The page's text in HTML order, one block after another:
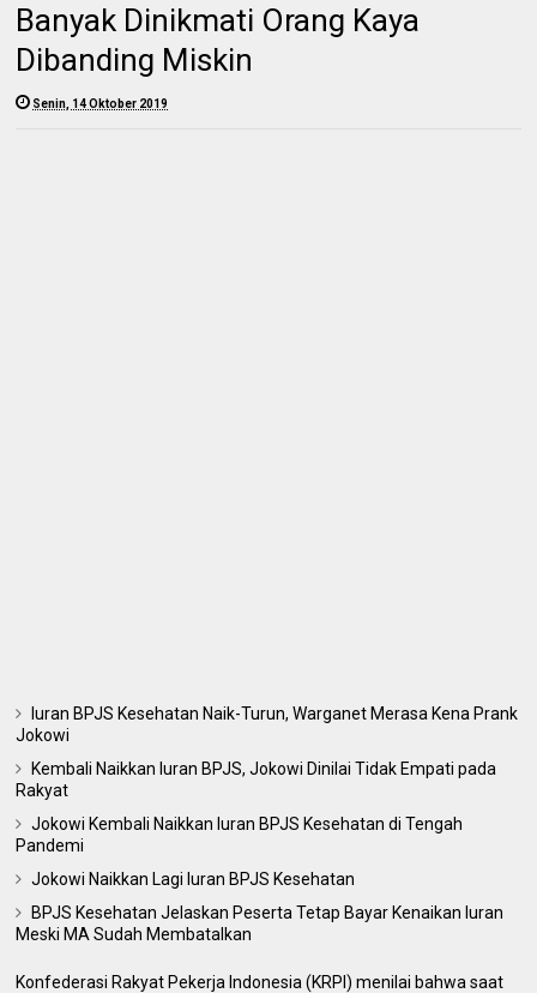
Banyak Dinikmati Orang Kaya
Dibanding Miskin
Senin, 14 Oktober 2019
Iuran BPJS Kesehatan Naik-Turun, Warganet Merasa Kena Prank
Jokowi
Kembali Naikkan Iuran BPJS, Jokowi Dinilai Tidak Empati pada
Rakyat
Jokowi Kembali Naikkan Iuran BPJS Kesehatan di Tengah
Pandemi
Jokowi Naikkan Lagi Iuran BPJS Kesehatan
BPJS Kesehatan Jelaskan Peserta Tetap Bayar Kenaikan Iuran
Meski MA Sudah Membatalkan
Konfederasi Rakyat Pekerja Indonesia (KRPI) menilai bahwa saat